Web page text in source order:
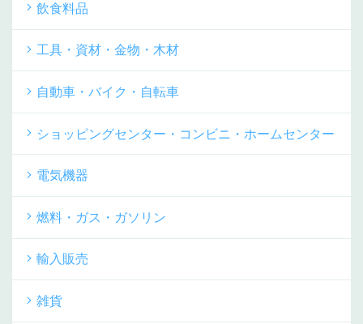
飲食料品
工具・資材・金物・木材
自動車・バイク・自転車
ショッピングセンター・コンビニ・ホームセンター
電気機器
燃料・ガス・ガソリン
輸入販売
雑貨